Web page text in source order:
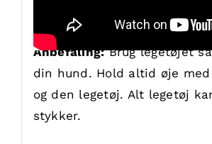
Dimensioner: ø18 cm,
Anbefaling:Brug legetøjet
din hund. Hold altid øje
og den legetøj. Alt legetøj
stykker.